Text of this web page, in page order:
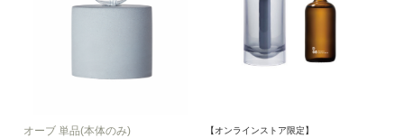
オーブ 単品(本体のみ) 【オンラインストア限定】